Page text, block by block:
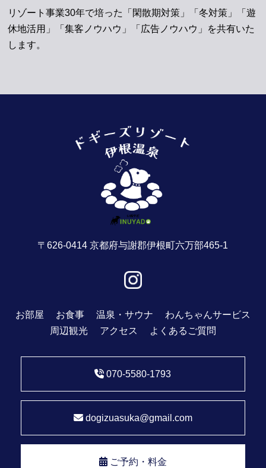
リゾート事業30年で培った「閑散期対策」「冬対策」「遊
休地活用」「集客ノウハウ」「広告ノウハウ」を共有いた
します。
〒626-0414 京都府与謝郡伊根町六万部465-1
お部屋 お食事 温泉・サウナ
わんちゃんサービス
周辺観光
アクセス よくあるご質問
070-5580-1793
dogizuasuka@gmail.com
ご予約・料金